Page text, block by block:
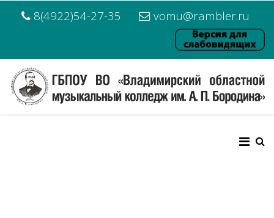
8(4922)54-27-35 vomu@rambler.ru